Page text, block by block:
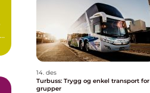
14. des
Turbuss: Trygg og enkel transport for
grupper